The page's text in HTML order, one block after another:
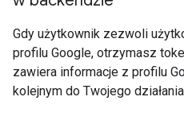
Gdy użytkownik zezwoli
profilu Google, otrzymasz
zawiera informacje z profilu
kolejnym do Twojego